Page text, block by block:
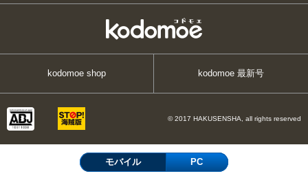
kodomoe shop kodomoe 最新号
© 2017 HAKUSENSHA, all rights reserved
モバイル PC